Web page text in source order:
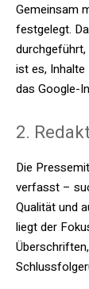
Gemeinsam
festgelegt.
ist es,
das Google-
2.
Die
verfasst –
Qualität und
liegt der